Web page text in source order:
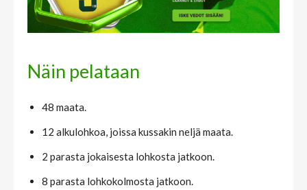
Näin pelataan
48 maata.
12 alkulohkoa, joissa kussakin neljä maata.
2 parasta jokaisesta lohkosta jatkoon.
8 parasta lohkokolmosta jatkoon.